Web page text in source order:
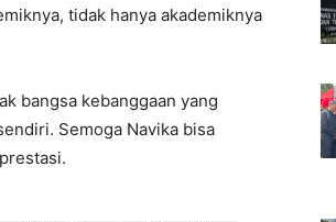
tidak hanya akademiknya
bangsa kebanggaan yang
Semoga Navika bisa